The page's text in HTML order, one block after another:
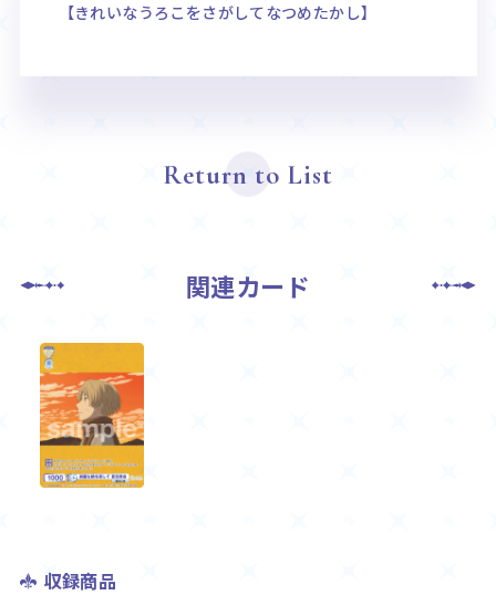
【きれいなうろこをさがしてなつめたかし】
Return to List
関連カード
収録商品